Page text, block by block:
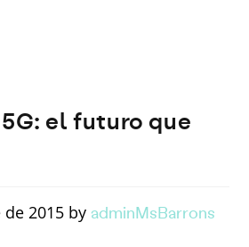
el futuro que
de 2015 byadminMsBarrons